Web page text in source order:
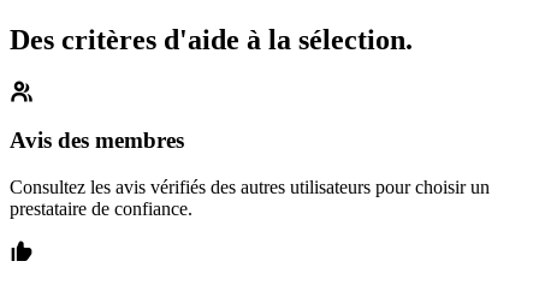
Des critères d'aide à la sélection.
Avis des membres
Consultez les avis vérifiés des autres utilisateurs pour choisir un
prestataire de confiance.